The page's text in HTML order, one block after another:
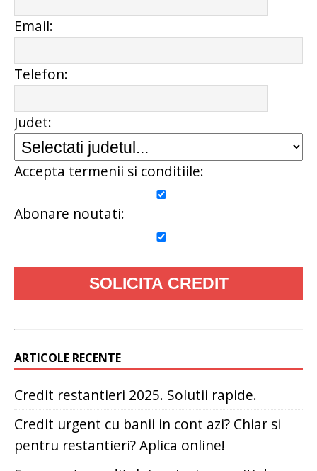
Email:
Telefon:
Judet:
Accepta termenii si conditiile:
Abonare noutati:
ARTICOLE RECENTE
Credit restantieri 2025. Solutii rapide.
Credit urgent cu banii in cont azi? Chiar si
pentru restantieri? Aplica online!